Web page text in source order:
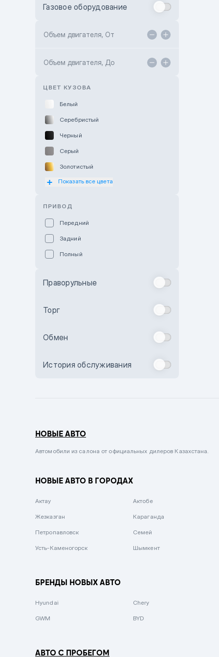
Toyota Kokshetau
Hyundai ShymCity
Газовое оборудование
Объем двигателя, От
Объем двигателя, До
ЦВЕТ КУЗОВА
Белый
Серебристый
Черный
Серый
Золотистый
Оранжевый
Бежевый
Комбинированный
Сиреневый металлик
Вишневый
Зеленый металлик
Показать все цвета
ПРИВОД
Передний
Задний
Полный
Праворульные
Торг
Обмен
История обслуживания
НОВЫЕ АВТО
Автомобили из салона от официальных дилеров Казахстана.
НОВЫЕ АВТО В ГОРОДАХ
Актау Актобе
Жезказган Караганда
Петропавловск Семей
Усть-Каменогорск Шымкент
БРЕНДЫ НОВЫХ АВТО
Hyundai Chery
GWM BYD
АВТО С ПРОБЕГОМ